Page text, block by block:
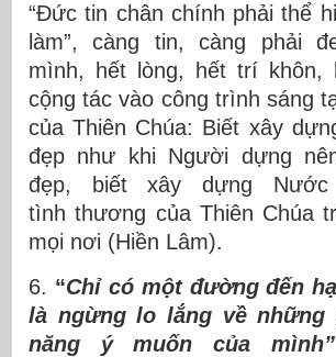
“Đức tin chân chính phải thể
làm”, càng tin, càng phải
mình, hết lòng, hết trí khôn,
cộng tác vào công trình sáng
của Thiên Chúa: Biết xây
đẹp như khi Người dựng
đẹp, biết xây dựng
tình thương của Thiên Chúa
mọi nơi (Hiền Lâm).
6. “Chỉ có một đường đến
là ngừng lo lắng về
năng ý muốn của